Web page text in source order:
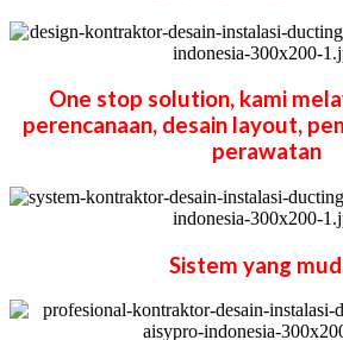
One stop solution, kami
perencanaan, desain layout,
perawatan
Sistem yang